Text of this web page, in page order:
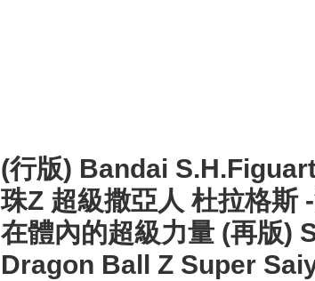
(行版) Bandai
珠Z 超級撒亞人 杜拉格斯
在體內的超級力量 (再版)
Dragon Ball Z Super